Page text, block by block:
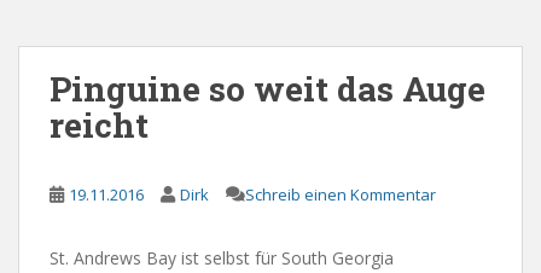
Pinguine so weit das Auge
reicht
19.11.2016 Dirk Schreib einen Kommentar
St. Andrews Bay ist selbst für South Georgia